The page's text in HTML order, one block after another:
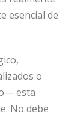
esencial de
o
esta
No debe